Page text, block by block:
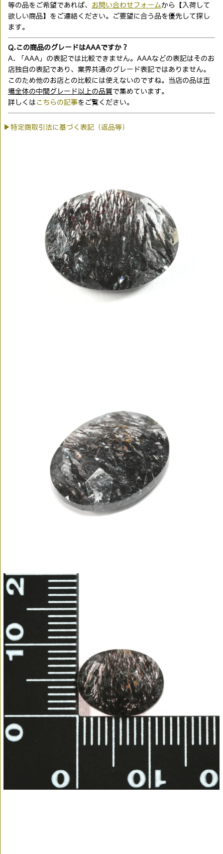
等の品をご希望であれば、 お問い合わせフォーム から【入荷して
欲しい商品】をご連絡ください。ご要望に合う品を優先して探し
ます。
Q.この商品のグレードはAAAですか？
A. 「AAA」の表記では比較できません。AAAなどの表記はそのお
店独自の表記であり、業界共通のグレード表記ではありません。
このため他のお店との比較には使えないのですね。当店の品は市
場全体の中間グレード以上の品質で集めています。
詳しくは こちらの記事をご覧ください。
▶特定商取引法に基づく表記（返品等）